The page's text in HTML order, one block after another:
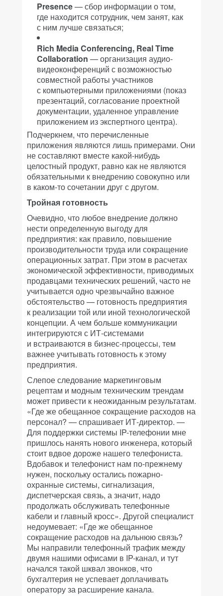
Presence— сбор информации о том,
где находится сотрудник, чем занят, как
с ним лучше связаться;
Rich Media Conferencing, Real Time
Collaboration — организация аудио-
видеоконференций с возможностью
совместной работы участников
с компьютерными приложениями (показ
презентаций, согласование проектной
документации, удаленное управление
приложением из экспертного центра).
Подчеркнем, что перечисленные
приложения являются лишь примерами. Они
не составляют вместе какой-нибудь
целостный продукт, равно как не являются
обязательными к внедрению совокупно или
в каком-то сочетании друг с другом.
Тройная готовность
Очевидно, что любое внедрение должно
нести определенную выгоду для
предприятия: как правило, повышение
производительности труда или сокращение
операционных затрат. При этом в расчетах
экономической эффективности, приводимых
продавцами технических решений, часто не
учитывается одно чрезвычайно важное
обстоятельство — готовность предприятия
к реализации той или иной технологической
концепции. А чем больше коммуникации
интегрируются с ИТ-системами
и встраиваются в бизнес-процессы, тем
важнее учитывать готовность к этому
предприятия.
Слепое следование маркетинговым
рецептам и модным техническим трендам
может привести к неожиданным результатам.
«Где же обещанное сокращение расходов на
персонал? — спрашивает ИТ-директор. —
Для поддержки системы IP-телефонии мне
пришлось нанять нового инженера, который
стоит вдвое дороже нашего телефониста.
Вдобавок и телефонист нам по-прежнему
нужен, поскольку остались пожарно-
охранные системы, сигнализация,
диспетчерская связь, а значит, надо
продолжать обслуживать телефонные
кабели и главный кросс». Другой специалист
недоумевает: «Где же обещанное
сокращение расходов на дальнюю связь?
Мы направили телефонный трафик между
двумя нашими офисами в IP-канал, и тут
начался такой шквал звонков, что
бухгалтерия не успевает доплачивать
оператору за расширение канала.